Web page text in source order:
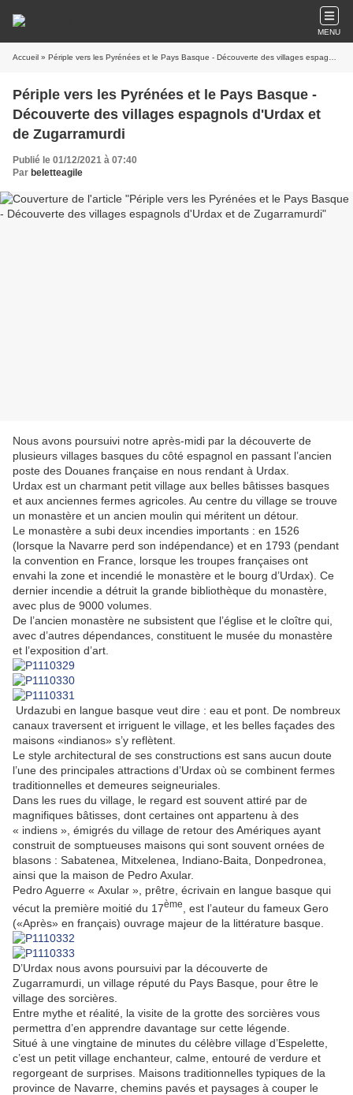
MENU
Accueil » Périple vers les Pyrénées et le Pays Basque - Découverte des villages espagnols d'Urdax et de Zugarramurdi
Périple vers les Pyrénées et le Pays Basque -
Découverte des villages espagnols d'Urdax et
de Zugarramurdi
Publié le 01/12/2021 à 07:40
Par beletteagile
Nous avons poursuivi notre après-midi par la découverte de
plusieurs villages basques du côté espagnol en passant l’ancien
poste des Douanes française en nous rendant à Urdax.
Urdax est un charmant petit village aux belles bâtisses basques
et aux anciennes fermes agricoles. Au centre du village se trouve
un monastère et un ancien moulin qui méritent un détour.
Le monastère a subi deux incendies importants : en 1526
(lorsque la Navarre perd son indépendance) et en 1793 (pendant
la convention en France, lorsque les troupes françaises ont
envahi la zone et incendié le monastère et le bourg d’Urdax). Ce
dernier incendie a détruit la grande bibliothèque du monastère,
avec plus de 9000 volumes.
De l’ancien monastère ne subsistent que l’église et le cloître qui,
avec d’autres dépendances, constituent le musée du monastère
et l’exposition d’art.
Urdazubi en langue basque veut dire : eau et pont. De nombreux
canaux traversent et irriguent le village, et les belles façades des
maisons «indianos» s’y reflètent.
Le style architectural de ses constructions est sans aucun doute
l’une des principales attractions d’Urdax où se combinent fermes
traditionnelles et demeures seigneuriales.
Dans les rues du village, le regard est souvent attiré par de
magnifiques bâtisses, dont certaines ont appartenu à des
« indiens », émigrés du village de retour des Amériques ayant
construit de somptueuses maisons qui sont souvent ornées de
blasons : Sabatenea, Mitxelenea, Indiano-Baita, Donpedronea,
ainsi que la maison de Pedro Axular.
Pedro Aguerre « Axular », prêtre, écrivain en langue basque qui
vécut la première moitié du 17ème
, est l’auteur du fameux Gero
(«Après» en français) ouvrage majeur de la littérature basque.
D’Urdax nous avons poursuivi par la découverte de
Zugarramurdi, un village réputé du Pays Basque, pour être le
village des sorcières.
Entre mythe et réalité, la visite de la grotte des sorcières vous
permettra d’en apprendre davantage sur cette légende.
Situé à une vingtaine de minutes du célèbre village d’Espelette,
c’est un petit village enchanteur, calme, entouré de verdure et
regorgeant de surprises. Maisons traditionnelles typiques de la
province de Navarre, chemins pavés et paysages à couper le